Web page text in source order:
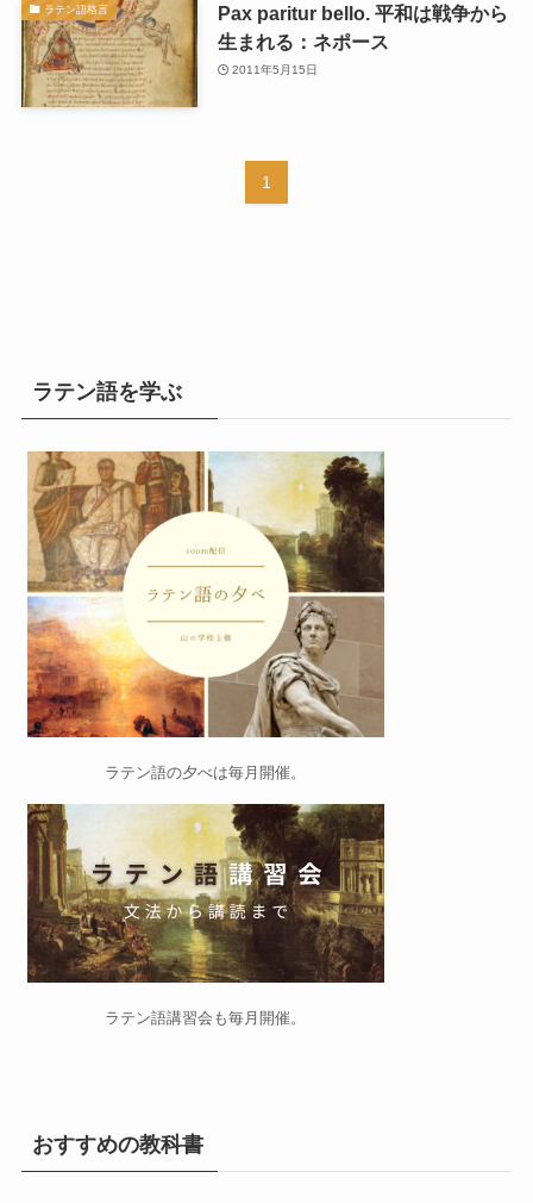
ラテン語格言
Pax paritur bello. 平和は戦争から
生まれる：ネポース
2011年5月15日
1
ラテン語を学ぶ
ラテン語の夕べは毎月開催。
ラテン語講習会 も毎月開催。
おすすめの教科書